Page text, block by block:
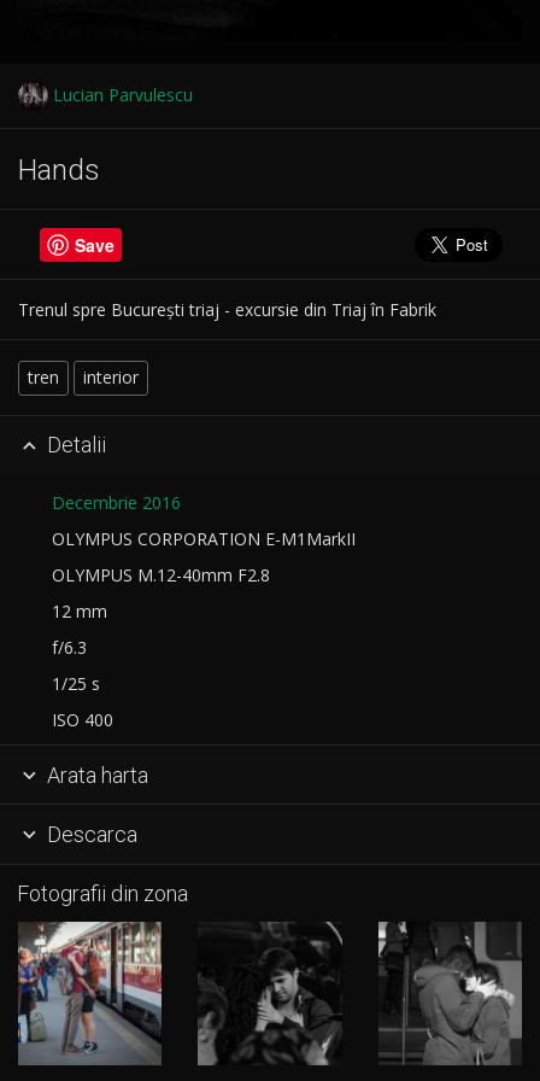
Lucian Parvulescu
Hands
Save
Trenul spre București triaj - excursie din Triaj în Fabrik
tren interior
 Detalii
Decembrie 2016
OLYMPUS CORPORATION E-M1MarkII
OLYMPUS M.12-40mm F2.8
12 mm
f/6.3
1/25 s
ISO 400
 Arata harta
 Descarca
Fotografii din zona